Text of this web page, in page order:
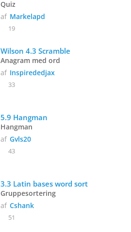
Quiz
af Markelapd
19
Wilson 4.3 Scramble
Anagram med ord
af Inspirededjax
33
5.9 Hangman
Hangman
af Gvls20
43
3.3 Latin bases word sort
Gruppesortering
af Cshank
51